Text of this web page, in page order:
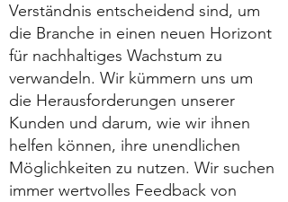
Verständnis entscheidend sind, um
die Branche in einen neuen Horizont
für nachhaltiges Wachstum zu
verwandeln. Wir kümmern uns um
die Herausforderungen unserer
Kunden und darum, wie wir ihnen
helfen können, ihre unendlichen
Möglichkeiten zu nutzen. Wir suchen
immer wertvolles Feedback von